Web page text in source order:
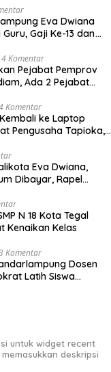
Eva Dwiana
Gaji Ke-13 dan
4 Komentar
Pejabat Pemprov
Ada 2 Pejabat
Komentar
ke Laptop
Pengusaha Tapioka,
Eva Dwiana,
Dibayar, Rapel
N 18 Kota Tegal
Kenaikan Kelas
Komentar
Dosen
Latih Siswa
untuk widget recent
deskripsi